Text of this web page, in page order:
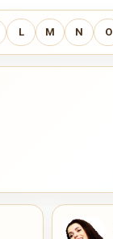
L M N O